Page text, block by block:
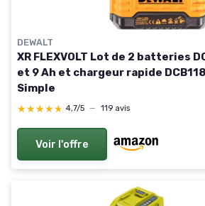
DEWALT
XR FLEXVOLT Lot de 2 batteries
et 9 Ah et chargeur rapide
Simple
★★★★★
★★★★★ 4,7/5 — 119 avis
Voir l'offre